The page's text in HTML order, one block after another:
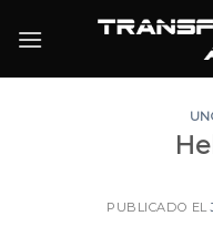
PUBLICADO EL